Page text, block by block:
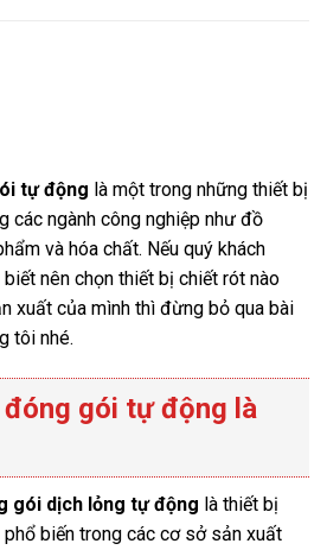
tự động là một trong những thiết bị
các ngành công nghiệp như đồ
và hóa chất. Nếu quý khách
nên chọn thiết bị chiết rót nào
xuất của mình thì đừng bỏ qua bài
tôi nhé.
gói tự động là
gói dịch lỏng tự động là thiết bị
biến trong các cơ sở sản xuất